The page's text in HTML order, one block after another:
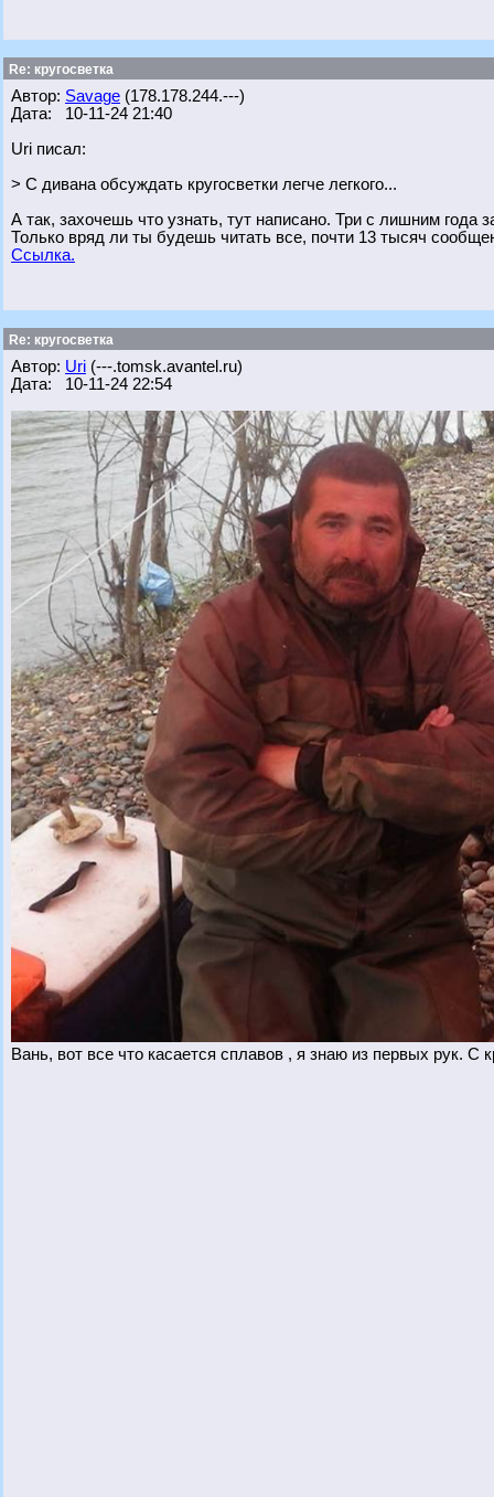
Re: кругосветка
Автор: Savage (178.178.244.---)
Дата: 10-11-24 21:40
Uri писал:
> С дивана обсуждать кругосветки легче легкого...
А так, захочешь что узнать, тут написано. Три с лишним года
Только вряд ли ты будешь читать все, почти 13 тысяч
Ссылка.
Re: кругосветка
Автор: Uri (---.tomsk.avantel.ru)
Дата: 10-11-24 22:54
Вань, вот все что касается сплавов , я знаю из первых рук. С